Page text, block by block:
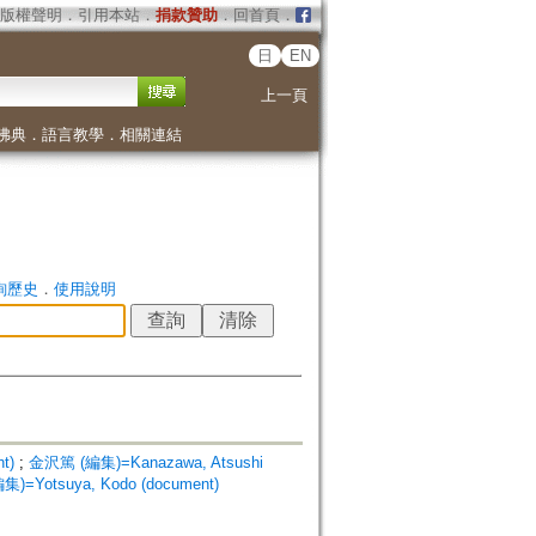
版權聲明 ． 引用本站． 捐款贊助．回首頁．
日 EN
上一頁
典． 語言教學． 相關連結
歷史 ． 使用說明
; 金沢篤 (編集)=Kanazawa, Atsushi
集)=Yotsuya, Kodo (document)